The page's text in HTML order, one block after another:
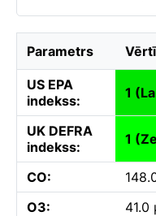
Parametrs
US EPA
indekss:
1
UK DEFRA
indekss:
1
CO:
O3:
41.0